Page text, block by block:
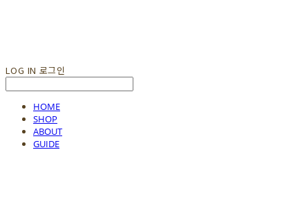
LOG IN 로그인
HOME
SHOP
ABOUT
GUIDE